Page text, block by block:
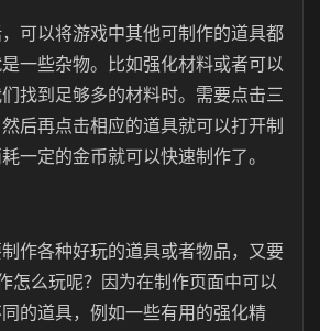
可以将游戏中其他可制作的道具都
一些杂物。比如强化材料或者可以
找到足够多的材料时。需要点击三
后再点击相应的道具就可以打开制
一定的金币就可以快速制作了。
作各种好玩的道具或者物品，又要
怎么玩呢？因为在制作页面中可以
的道具，例如一些有用的强化精